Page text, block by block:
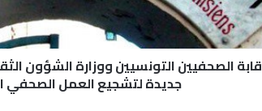
قابة الصحفيين التونسيين ووزارة الشؤون
جديدة لتشجيع العمل الصحفي